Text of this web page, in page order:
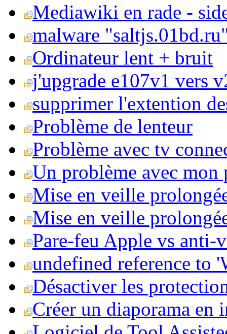
Mediawiki en rade -
malware
Ordinateur lent + bruit
j'upgrade e107v1 vers
supprimer l'extention
Problème de lenteur
Problème avec tv
Un problème avec mon
Mise en veille
Mise en veille
Pare-feu Apple vs anti-
undefined reference to
Désactiver les
Créer un diaporama en